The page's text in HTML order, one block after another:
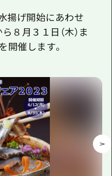
揚げ開始にあわせ
８月３１日（木）ま
開催します。